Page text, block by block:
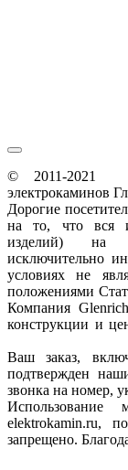
© 2011-2021
электрокаминов
Дорогие
на то, что вся
изделий) на
исключительно
условиях не
положениями
Компания
конструкции и
Ваш заказ,
подтвержден
звонка на номер,
Использование
elektrokamin.ru,
запрещено.